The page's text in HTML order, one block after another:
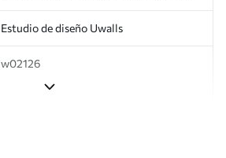
Estudio de diseño Uwalls
w02126